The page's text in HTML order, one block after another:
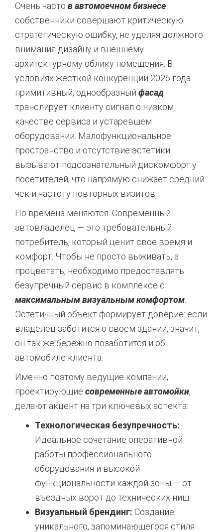
Очень часто в автомоечном бизнесе
собственники совершают критическую
стратегическую ошибку, не уделяя должного
внимания дизайну и внешнему
архитектурному облику помещения. В
условиях жесткой конкуренции 2026 года
примитивный, однообразный фасад
транслирует клиенту сигнал о низком
качестве сервиса и устаревшем
оборудовании. Малофункциональное
пространство и отсутствие эстетики
вызывают подсознательный дискомфорт у
посетителей, что напрямую снижает средний
чек и частоту повторных визитов.
Но времена меняются. Современный
автовладелец — это требовательный
потребитель, который ценит свое время и
комфорт. Чтобы не просто выживать, а
процветать, необходимо предоставлять
безупречный сервис в комплексе с
максимальным визуальным комфортом
Эстетичный объект формирует доверие: если
владелец заботится о своем здании, значит,
он так же бережно позаботится и об
автомобиле клиента.
Именно поэтому ведущие компании,
проектирующие современные автомойки,
делают акцент на три ключевых аспекта:
Технологическая безупречность:
Идеальное сочетание оперативной
работы профессионального
оборудования и высокой
функциональности каждой зоны — от
въездных ворот до технических ниш.
Визуальный брендинг: Создание
уникального, запоминающегося стиля